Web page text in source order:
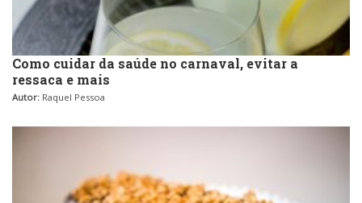
Como cuidar da saúde no carnaval, evitar a
ressaca e mais
Autor: Raquel Pessoa